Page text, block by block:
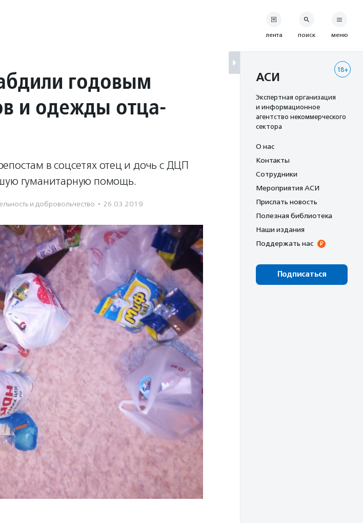
годовым
и одежды отца-
в соцсетях отец и дочь с ДЦП
гуманитарную помощь.
и доброволь­чест­во · 26.03.2019
лента поиск меню
18+
АСИ
Экспертная организация
и информационное
агентство некоммерческого
сектора
О нас
Контакты
Сотрудники
Мероприятия АСИ
Прислать новость
Полезная библиотека
Наши издания
Поддержать нас
Подписаться